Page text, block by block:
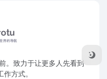
。致力于让更多人先看到
方式。